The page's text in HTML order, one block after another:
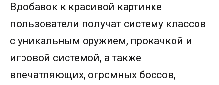
Вдобавок к красивой картинке
пользователи получат систему классов
с уникальным оружием, прокачкой и
игровой системой, а также
впечатляющих, огромных боссов,